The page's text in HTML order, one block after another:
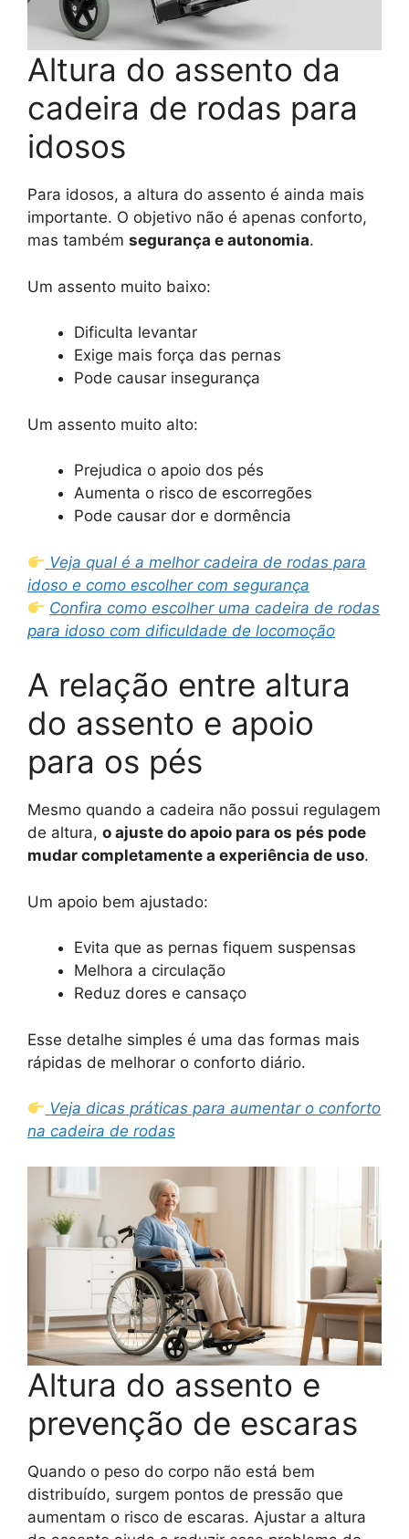
Altura do assento da
cadeira de rodas para
idosos
Para idosos, a altura do assento é ainda mais
importante. O objetivo não é apenas conforto,
mas também segurança e autonomia.
Um assento muito baixo:
Dificulta levantar
Exige mais força das pernas
Pode causar insegurança
Um assento muito alto:
Prejudica o apoio dos pés
Aumenta o risco de escorregões
Pode causar dor e dormência
Veja qual é a melhor cadeira de rodas para
idoso e como escolher com segurança
Confira como escolher uma cadeira de rodas
para idoso com dificuldade de locomoção
A relação entre altura
do assento e apoio
para os pés
Mesmo quando a cadeira não possui regulagem
de altura, o ajuste do apoio para os pés pode
mudar completamente a experiência de uso.
Um apoio bem ajustado:
Evita que as pernas fiquem suspensas
Melhora a circulação
Reduz dores e cansaço
Esse detalhe simples é uma das formas mais
rápidas de melhorar o conforto diário.
Veja dicas práticas para aumentar o conforto
na cadeira de rodas
Altura do assento e
prevenção de escaras
Quando o peso do corpo não está bem
distribuído, surgem pontos de pressão que
aumentam o risco de escaras. Ajustar a altura